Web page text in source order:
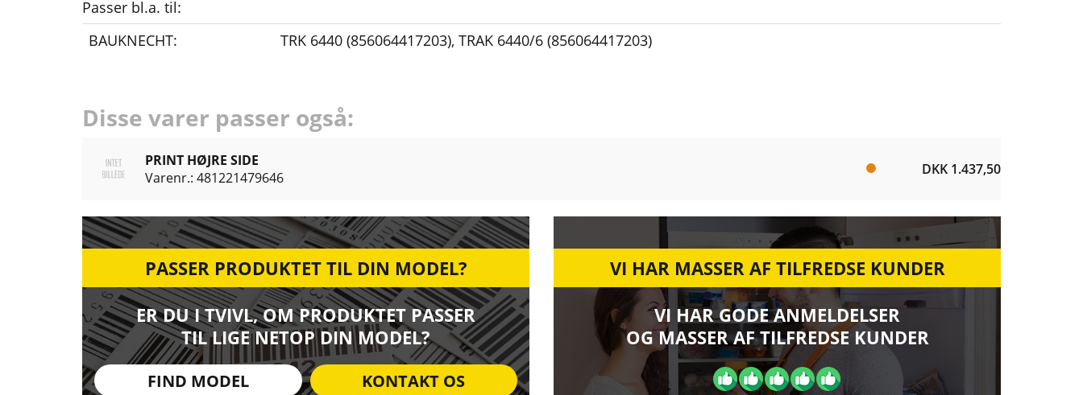
Passer bl.a. til:
BAUKNECHT:
TRK 6440 (856064417203), TRAK 6440/6 (856064417203)
Disse varer passer også:
PRINT HØJRE SIDE
Varenr.: 481221479646
DKK 1.437,50
PASSER PRODUKTET TIL DIN MODEL?
ER DU I TVIVL, OM PRODUKTET PASSER
TIL LIGE NETOP DIN MODEL?
FIND MODEL KONTAKT OS
VI HAR MASSER AF TILFREDSE KUNDER
VI HAR GODE ANMELDELSER
OG MASSER AF TILFREDSE KUNDER